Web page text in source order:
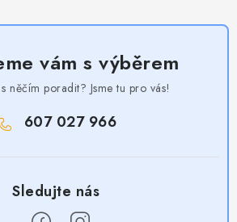
vám s výběrem
něčím poradit? Jsme tu pro vás!
607 027 966